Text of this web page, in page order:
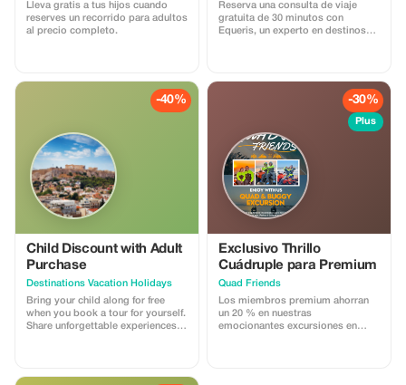
Lleva gratis a tus hijos cuando
reserves un recorrido para adultos
al precio completo.
Reserva una consulta de viaje
gratuita de 30 minutos con
Equeris, un experto en destinos
Marruecos con claridad y
confianza. Discutiremos tu estilo
de viaje, ideas de itinerario,
información local, con consejos
honestos y prácticos. Lo que
incluye: • Guía personalizada del
viaje • Recomendaciones sobre
destino y ruta • Asesoramiento
sobre alojamiento y experiencias
• Consejos culturales e
información local Sin obligaciones
ni costes ocultos. Perfecto para
viajeros que desean
asesoramiento especializado
antes de reservar o finalizar sus
planes.
-40%
Child Discount with Adult
Purchase
Destinations Vacation Holidays
Bring your child along for free
when you book a tour for yourself.
Share unforgettable experiences
-30%
Plus
Exclusivo Thrillo
Cuádruple para Premium
Quad Friends
Los miembros premium ahorran
un 20 % en nuestras
emocionantes excursiones en